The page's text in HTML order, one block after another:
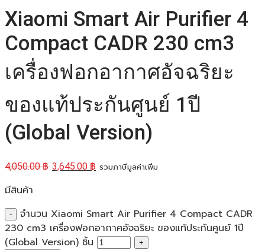
Xiaomi Smart Air Purifier 4
Compact CADR 230 cm3
เครื่องฟอกอากาศอัจฉริยะ
ของแท้ประกันศูนย์ 1ปี
(Global Version)
4,050.00฿ 3,645.00 ฿ รวมภาษีมูลค่าเพิ่ม
มีสินค้า
จำนวน Xiaomi Smart Air Purifier 4 Compact CADR
230 cm3 เครื่องฟอกอากาศอัจฉริยะ ของแท้ประกันศูนย์ 1ปี
(Global Version) ชิ้น